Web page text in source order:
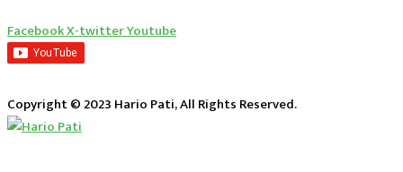
FacebookX-twitterYoutube
Copyright © 2023 Hario Pati, All Rights Reserved.